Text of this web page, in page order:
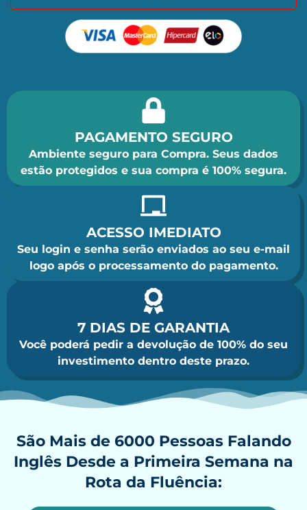
PAGAMENTO SEGURO
Ambiente seguro para Compra. Seus dados
estão protegidos e sua compra é 100% segura.
ACESSO IMEDIATO
Seu login e senha serão enviados ao seu e-mail
logo após o processamento do pagamento.
7 DIAS DE GARANTIA
Você poderá pedir a devolução de 100% do seu
investimento dentro deste prazo.
São Mais de 6000 Pessoas Falando
Inglês Desde a Primeira Semana na
Rota da Fluência: